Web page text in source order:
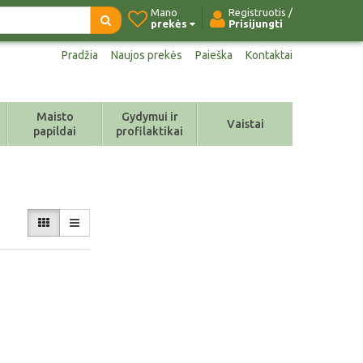
Registruotis /
Prisijungti
Mano
prekės
Pradžia Naujos prekės Paieška Kontaktai
Maisto
papildai
Gydymui ir
profilaktikai
Vaistai